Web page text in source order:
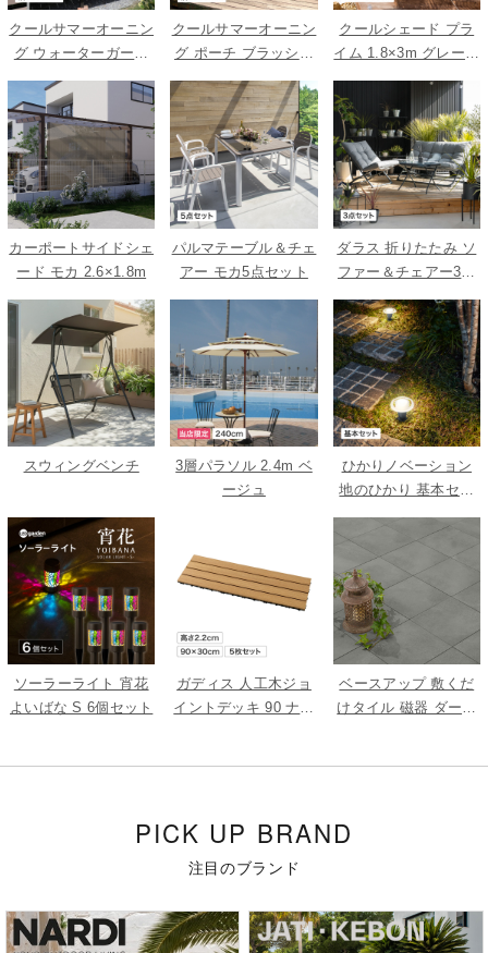
クールサマーオーニン
グ ウォーターガード
ベージュ 3000
クールサマーオーニン
グ ポーチ ブラッシュ
ウッド 2000
クールシェード プラ
イム 1.8×3m グレース
トライプ
カーポートサイドシェ
ード モカ 2.6×1.8m
パルマテーブル＆チェ
アー モカ5点セット
ダラス 折りたたみ ソ
ファー＆チェアー3点
スウィングベンチ
3層パラソル 2.4m ベ
ージュ
ひかりノベーション
地のひかり 基本セッ
ト
ソーラーライト 宵花
よいばな S 6個セット
ガディス 人工木ジョ
イントデッキ 90 ナチ
ベースアップ 敷くだ
けタイル 磁器 ダーク
PICK UP BRAND
注目のブランド